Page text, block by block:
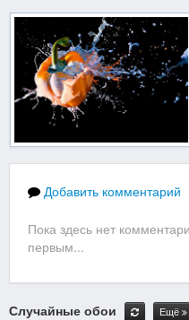
Добавить комментарий
Пока здесь нет
первым...
Случайные обои Ещё